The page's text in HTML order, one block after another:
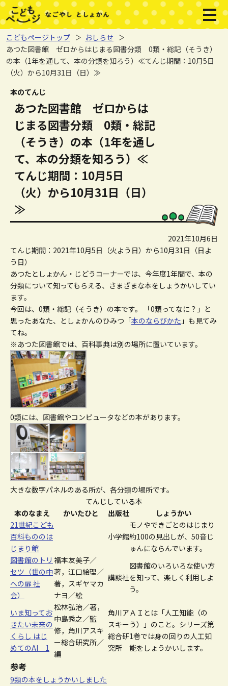
ページの先頭です。
本文へジャンプする。
メニ
こどもページトップ
おしらせ
あつた図書館 ゼロからはじまる図書分類 0類・総記（そうき）
の本（1年を通して、本の分類を知ろう）≪てんじ期間：10月5日
（火）から10月31日（日）≫
ここから本文です。
本のてんじ
あつた図書館 ゼロからは
じまる図書分類 0類・総記
（そうき）の本（1年を通し
て、本の分類を知ろう）≪
てんじ期間：10月5日
（火）から10月31日（日）
≫
2021年10月6日
てんじ期間：2021年10月5日（火よう日）から10月31日（日よ
う日）
あつたとしょかん・じどうコーナーでは、今年度1年間で、本の
分類について知ってもらえる、さまざまな本をしょうかいしてい
ます。
今回は、0類・総記（そうき）の本です。
「0類ってなに？」と
思ったあなた、としょかんのひみつ「本のならびかた 」も見てみ
てね。
※あつた図書館では、百科事典は別の場所に置いています。
0類には、図書館やコンピュータなどの本があります。
大きな数字パネルのある所が、各分類の場所です。
てんじしている本
本のなまえ
かいたひと 出版社
しょうかい
21世紀こども
百科もののは
じまり館
小学館
モノやできごとのはじまり
約100の見出しが、50音じ
ゅんにならんでいます。
図書館のトリ
セツ（世の中
への扉 社
会）
福本友美子／
著，江口絵理／
著，スギヤマカ
ナヨ／絵
講談社
図書館のいろいろな使い方
を知って、楽しく利用しよ
う。
いま知ってお
きたい未来の
くらし はじ
めてのAI 1
松林弘治／著，
中島秀之／監
修，角川アスキ
ー総合研究所／
編
角川ア
スキー
総合研
究所
ＡＩとは「人工知能（の
う）」のこと。シリーズ第
1巻では身の回りの人工知
能をしょうかいします。
参考
9類の本をしょうかいしました